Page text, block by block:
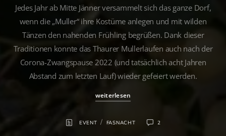
Jedes Jahr ab Mitte Jänner versammelt sich das ganze Dorf,
wenn die „Muller“ ihre Kostüme anlegen und mit wilden
Tänzen den nahenden Frühling begrüßen. Dank dieser
Traditionen konnte das Thaurer Mullerlaufen auch nach der
Corona-Zwangspause 2022 (und tatsächlich acht Jahren
Abstand zum letzten Lauf) wieder gefeiert werden.
weiterlesen
EVENT / FASNACHT 2